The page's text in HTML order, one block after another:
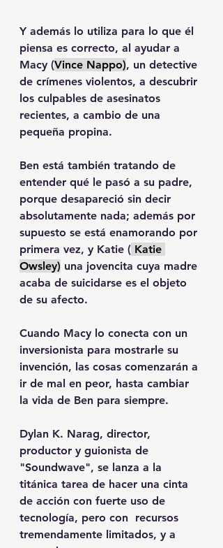
Y además lo utiliza para lo que él
piensa es correcto, al ayudar a
Macy (Vince Nappo), un detective
de crímenes violentos, a descubrir
los culpables de asesinatos
recientes, a cambio de una
pequeña propina.
Ben está también tratando de
entender qué le pasó a su padre,
porque desapareció sin decir
absolutamente nada; además por
supuesto se está enamorando por
primera vez, y Katie ( Katie
Owsley) una jovencita cuya madre
acaba de suicidarse es el objeto
de su afecto.
Cuando Macy lo conecta con un
inversionista para mostrarle su
invención, las cosas comenzarán a
ir de mal en peor, hasta cambiar
la vida de Ben para siempre.
Dylan K. Narag, director,
productor y guionista de
"Soundwave", se lanza a la
titánica tarea de hacer una cinta
de acción con fuerte uso de
tecnología, pero con  recursos
tremendamente limitados, y a